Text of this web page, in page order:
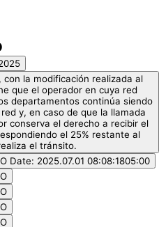
la modificación realizada al
que el operador en cuya red
departamentos continúa siendo
y, en caso de que la llamada
conserva el derecho a recibir el
el 25% restante al
el tránsito.
Date: 2025.07.01 08:08:1805:00